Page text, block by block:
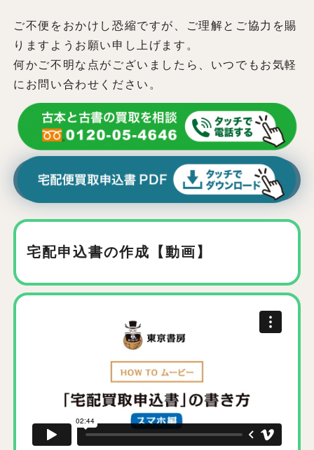
ご不便をおかけし恐縮ですが、ご理解とご協力を賜
りますようお願い申し上げます。
何かご不明な点がございましたら、いつでもお気軽
にお問い合わせください。
宅配申込書の作成【動画】